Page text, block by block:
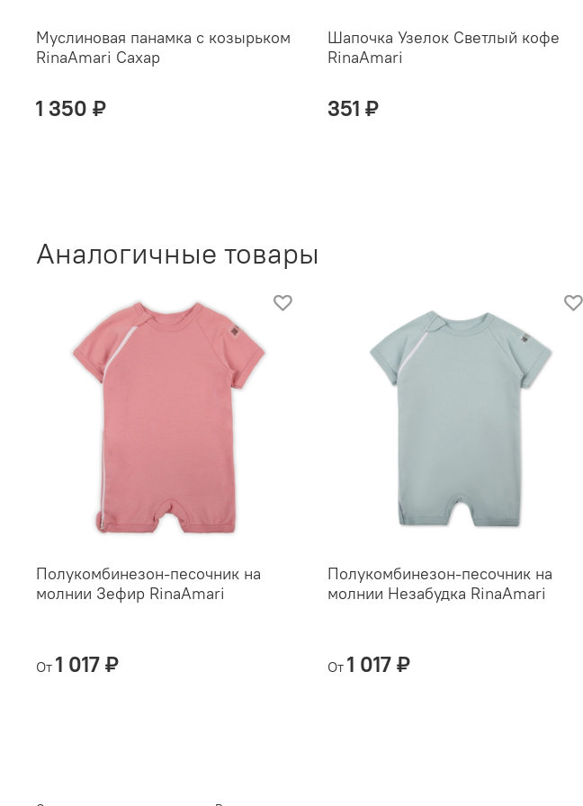
Муслиновая панамка с козырьком
RinaAmari Сахар
1 350 ₽
Шапочка Узелок Светлый кофе
RinaAmari
351 ₽
Аналогичные товары
Полукомбинезон-песочник на
молнии Зефир RinaAmari
От 1 017 ₽
Полукомбинезон-песочник на
молнии Незабудка RinaAmari
От 1 017 ₽